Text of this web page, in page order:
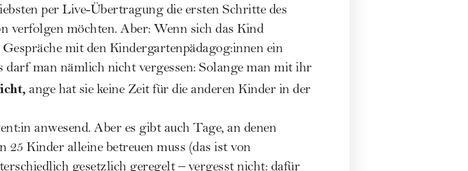
per Live-Übertragung die ersten Schritte des
verfolgen möchten. Aber: Wenn sich das Kind
mit den Kindergartenpädagog:innen ein
darf man nämlich nicht vergessen: Solange man mit ihr
ange hat sie keine Zeit für die anderen Kinder in der
anwesend. Aber es gibt auch Tage, an denen
25 Kinder alleine betreuen muss (das ist von
gesetzlich geregelt – vergesst nicht: dafür